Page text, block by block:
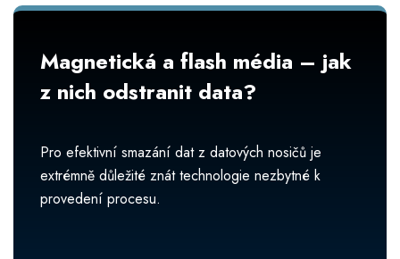
Magnetická a flash média – jak
z nich odstranit data?
Pro efektivní smazání dat z datových nosičů je
extrémně důležité znát technologie nezbytné k
provedení procesu.